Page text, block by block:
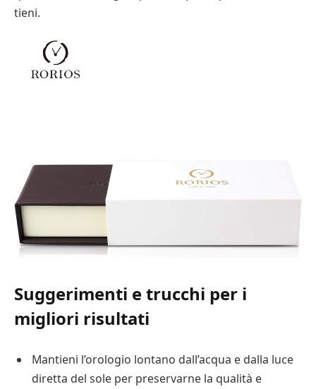
tieni.
Suggerimenti e trucchi per i
migliori risultati
Mantieni l’orologio lontano dall’acqua e dalla luce
diretta del sole per preservarne la qualità e